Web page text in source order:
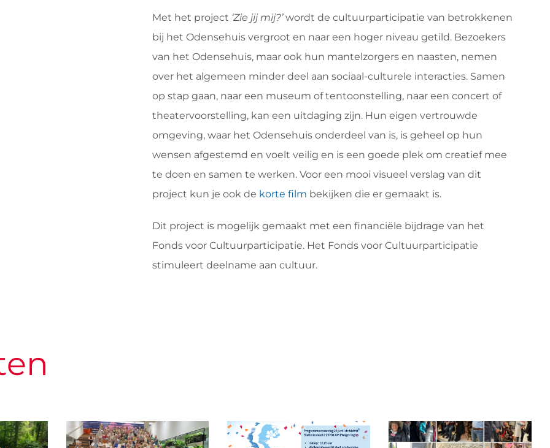
Met het project ‘Zie jij mij?’wordt de cultuurparticipatie van betrokkenen
bij het Odensehuis vergroot en naar een hoger niveau getild. Bezoekers
van het Odensehuis, maar ook hun mantelzorgers en naasten, nemen
over het algemeen minder deel aan sociaal-culturele interacties. Samen
op stap gaan, naar een museum of tentoonstelling, naar een concert of
theatervoorstelling, kan een uitdaging zijn. Hun eigen vertrouwde
omgeving, waar het Odensehuis onderdeel van is, is geheel op hun
wensen afgestemd en voelt veilig en is een goede plek om creatief mee
te doen en samen te werken. Voor een mooi visueel verslag van dit
project kun je ook de korte film bekijken die er gemaakt is.
Dit project is mogelijk gemaakt met een financiële bijdrage van het
Fonds voor Cultuurparticipatie. Het Fonds voor Cultuurparticipatie
stimuleert deelname aan cultuur.